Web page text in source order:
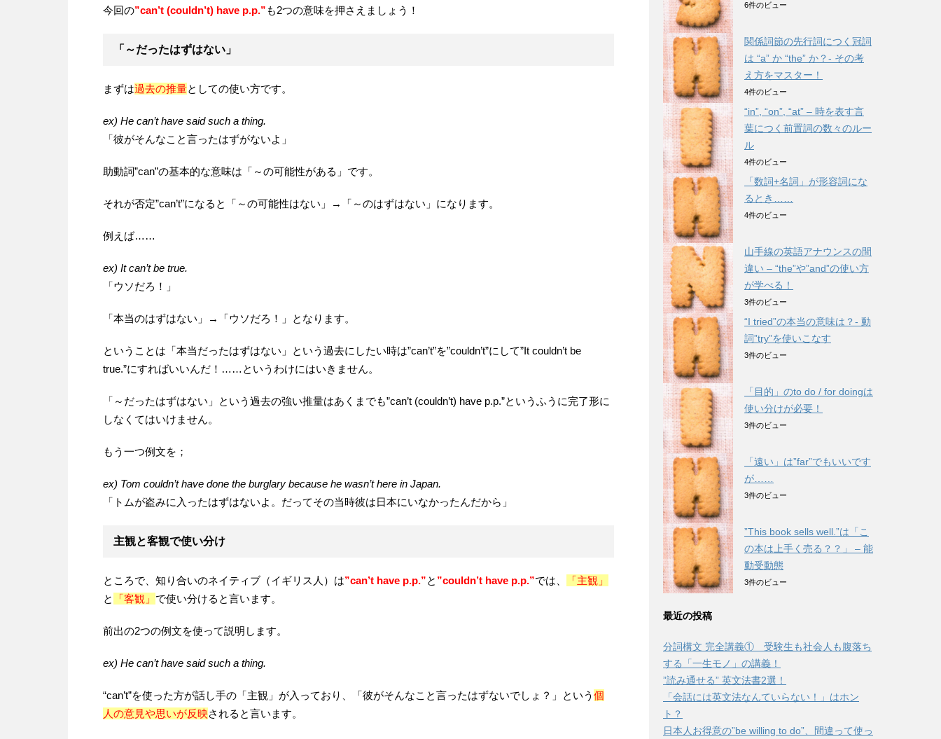
今回の”can’t (couldn’t) have p.p.”も2つの意味を押さえましょう！
「～だったはずはない」
まずは過去の推量としての使い方です。
ex) He can’t have said such a thing.
「彼がそんなこと言ったはずがないよ」
助動詞”can”の基本的な意味は「～の可能性がある」です。
それが否定”can’t”になると「～の可能性はない」→「～のはずはない」になります。
例えば……
ex) It can’t be true.
「ウソだろ！」
「本当のはずはない」→「ウソだろ！」となります。
ということは「本当だったはずはない」という過去にしたい時は”can’t”を”couldn’t”にして”It couldn’t be
true.”にすればいいんだ！……というわけにはいきません。
「～だったはずはない」という過去の強い推量はあくまでも”can’t (couldn’t) have p.p.”というふうに完了形に
しなくてはいけません。
もう一つ例文を；
ex) Tom couldn’t have done the burglary because he wasn’t here in Japan.
「トムが盗みに入ったはずはないよ。だってその当時彼は日本にいなかったんだから」
主観と客観で使い分け
ところで、知り合いのネイティブ（イギリス人）は”can’t have p.p.”と ”couldn’t have p.p.”では、
「主観」
と
「客観」 で使い分けると言います。
前出の2つの例文を使って説明します。
ex) He can’t have said such a thing.
“can’t”を使った方が話し手の「主観」が入っており、「彼がそんなこと言ったはずないでしょ？」という 個
人の意見や思いが反映されると言います。
6件のビュー
関係詞節の先行詞につく冠詞
は “a” か “the” か？- その考
え方をマスター！
4件のビュー
“in”, “on”, “at” – 時を表す言
葉につく前置詞の数々のルー
ル
4件のビュー
「数詞+名詞」が形容詞にな
るとき……
4件のビュー
山手線の英語アナウンスの間
違い – “the”や”and”の使い方
が学べる！
3件のビュー
“I tried”の本当の意味は？- 動
詞”try”を使いこなす
3件のビュー
「目的」のto do / for doingは
使い分けが必要！
3件のビュー
「遠い」は”far”でもいいです
が……
3件のビュー
”This book sells well.”は「こ
の本は上手く売る？？」 – 能
動受動態
3件のビュー
最近の投稿
分詞構文 完全講義① 受験生も社会人も腹落ち
する「一生モノ」の講義！
”読み通せる” 英文法書2選！
「会話には英文法なんていらない！」はホン
ト？
日本人お得意の”be willing to do”、間違って使っ